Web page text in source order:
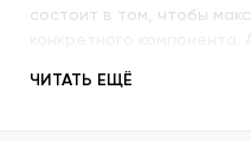
состоит в том, чтобы
их со знанием всех
ЧИТАТЬ ЕЩЁ